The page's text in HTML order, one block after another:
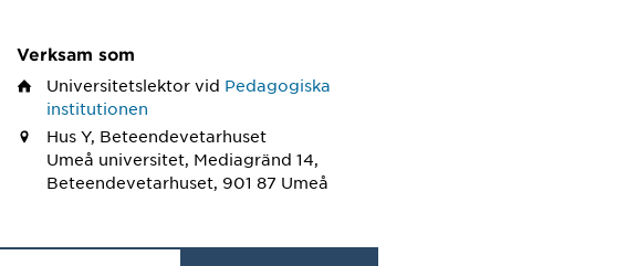
Verksam som
Universitetslektor vid Pedagogiska
institutionen
Hus Y, Beteendevetarhuset
Umeå universitet, Mediagränd 14,
Beteendevetarhuset, 901 87 Umeå